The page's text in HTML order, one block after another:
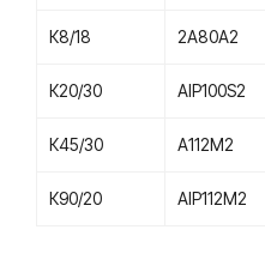
К8/18 2А80А2
К20/30 АІР100S2
К45/30 А112М2
К90/20 АІР112М2